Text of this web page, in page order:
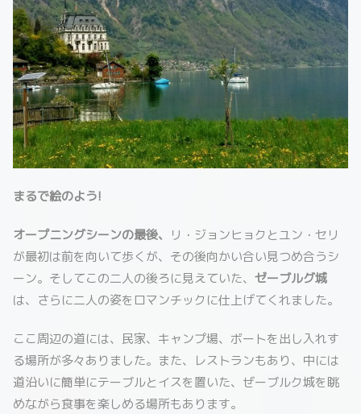
まるで絵のよう!
オープニングシーンの最後、 リ・ジョンヒョクとユン・セリ
が最初は前を向いて歩くが、その後向かい合い見つめ合うシ
ーン。そしてこの二人の後ろに見えていた、 ゼーブルグ城
は、さらに二人の姿をロマンチックに仕上げてくれました。
ここ周辺の道には、民家、キャンプ場、ボートを出し入れす
る場所が多々ありました。また、レストランもあり、中には
道沿いに簡単にテーブルとイスを置いた、ぜーブルク城を眺
めながら食事を楽しめる場所もあります。